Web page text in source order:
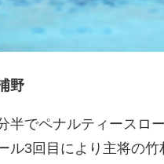
野
半でペナルティースロ
ル3回目により主将の